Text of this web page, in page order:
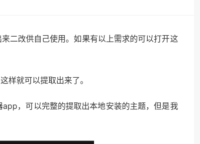
二改供自己使用。如果有以上需求的可以打开这
样就可以提取出来了。
，可以完整的提取出本地安装的主题，但是我